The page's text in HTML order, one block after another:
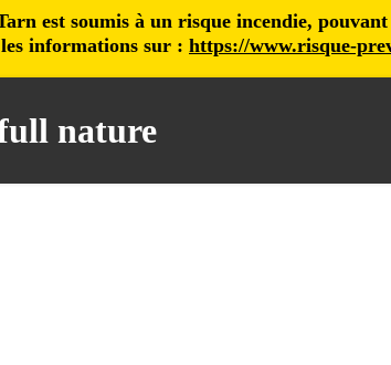
est soumis à un risque incendie,
informations sur : https://www.risque-
nature